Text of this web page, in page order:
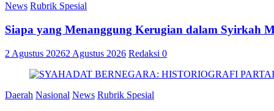
News Rubrik Spesial
Siapa yang Menanggung Kerugian dalam Syirkah
2 Agustus 20262 Agustus 2026 Redaksi 0
Daerah Nasional News Rubrik Spesial